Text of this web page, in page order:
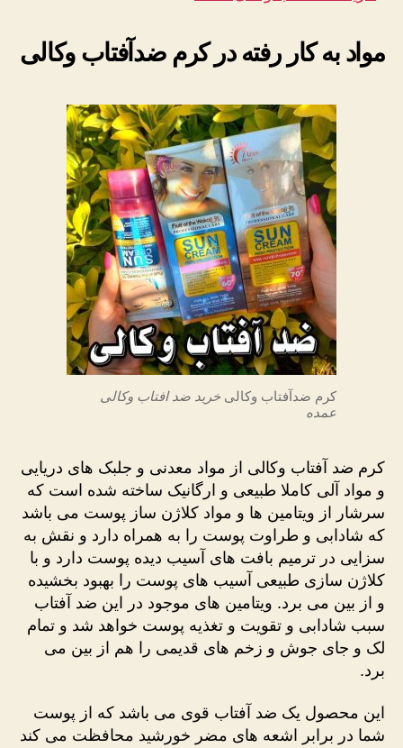
مواد به کار رفته در کرم ضدآفتاب وکالی
کرم ضدآفتاب وکالیخرید ضد افتاب وکالی
عمده
کرم ضد آفتاب وکالی از مواد معدنی و جلبک های دریایی
و مواد آلی کاملا طبیعی و ارگانیک ساخته شده است که
سرشار از ویتامین ها و مواد کلاژن ساز پوست می باشد
که شادابی و طراوت پوست را به همراه دارد و نقش به
سزایی در ترمیم بافت های آسیب دیده پوست دارد و با
کلاژن سازی طبیعی آسیب های پوست را بهبود بخشیده
و از بین می برد. ویتامین های موجود در این ضد آفتاب
سبب شادابی و تقویت و تغذیه پوست خواهد شد و تمام
لک و جای جوش و زخم های قدیمی را هم از بین می
برد.
این محصول یک ضد آفتاب قوی می باشد که از پوست
شما در برابر اشعه های مضر خورشید محافظت می کند